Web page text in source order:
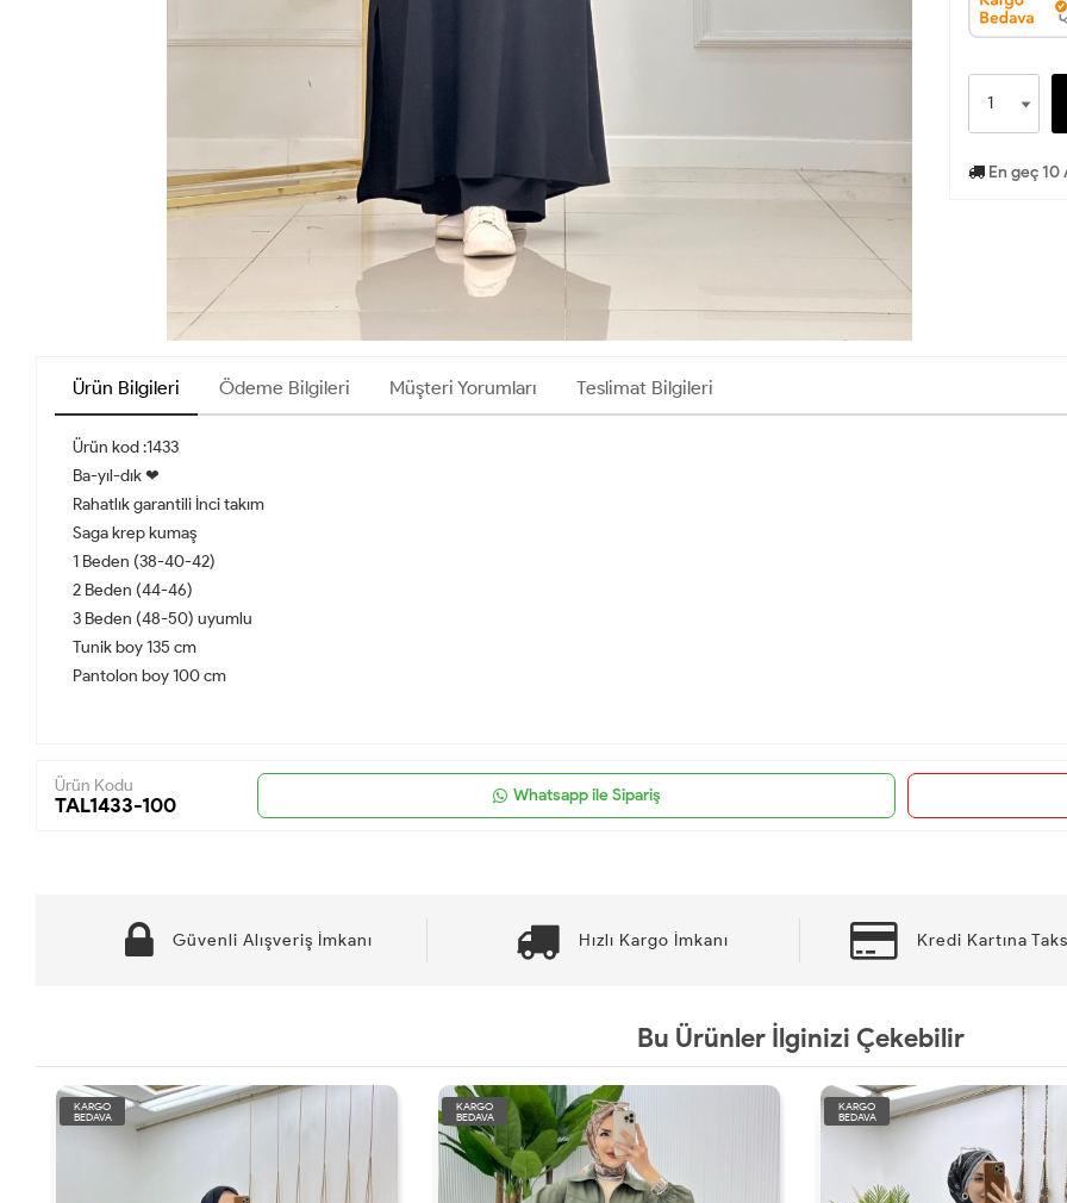
En geç 10
Ürün Bilgileri Ödeme Bilgileri Müşteri Yorumları Teslimat Bilgileri
Ürün kod :1433
Ba-yıl-dık ❤
Rahatlık garantili İnci takım
Saga krep kumaş
1 Beden (38-40-42)
2 Beden (44-46)
3 Beden (48-50) uyumlu
Tunik boy 135 cm
Pantolon boy 100 cm
Ürün Kodu
TAL1433-100 Whatsapp ile Sipariş
Güvenli Alışveriş İmkanı Hızlı Kargo İmkanı Kredi Kartına
Bu Ürünler İlginizi Çekebilir
KARGO
BEDAVA
KARGO
BEDAVA
KARGO
BEDAVA